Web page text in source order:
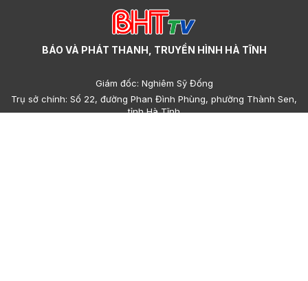
BÁO VÀ PHÁT THANH, TRUYỀN HÌNH HÀ TĨNH
Giám đốc: Nghiêm Sỹ Đống
Trụ sở chính: Số 22, đường Phan Đình Phùng, phường Thành Sen,
tỉnh Hà Tĩnh